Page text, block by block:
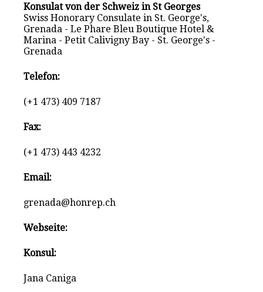
Konsulat von der Schweiz in St Georges
Swiss Honorary Consulate in St. George's,
Grenada - Le Phare Bleu Boutique Hotel &
Marina - Petit Calivigny Bay - St. George's -
Grenada
Telefon:
(+1 473) 409 7187
Fax:
(+1 473) 443 4232
Email:
grenada@honrep.ch
Webseite:
Konsul:
Jana Caniga